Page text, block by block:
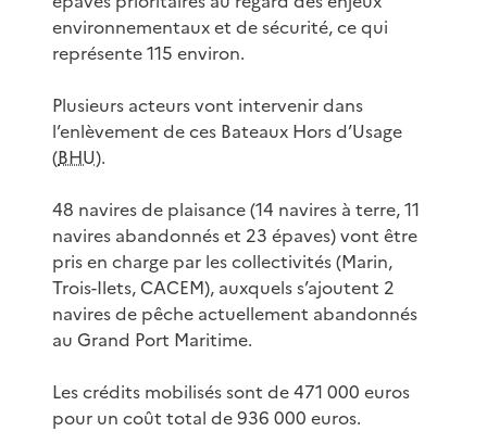
environnementaux et de sécurité, ce qui
représente 115 environ.
Plusieurs acteurs vont intervenir dans
l’enlèvement de ces Bateaux Hors d’Usage
(BHU).
48 navires de plaisance (14 navires à terre, 11
navires abandonnés et 23 épaves) vont être
pris en charge par les collectivités (Marin,
Trois-Ilets, CACEM), auxquels s’ajoutent 2
navires de pêche actuellement abandonnés
au Grand Port Maritime.
Les crédits mobilisés sont de 471 000 euros
pour un coût total de 936 000 euros.